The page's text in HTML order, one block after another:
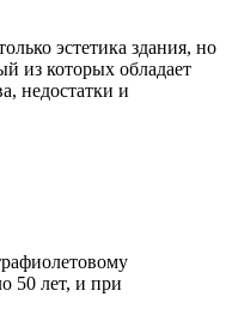
эстетика здания, но
из которых обладает
недостатки и
50 лет, и при